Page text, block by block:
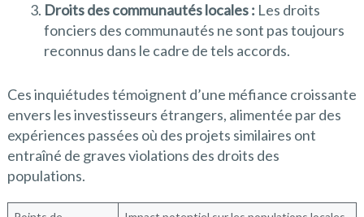
Droits des communautés locales : Les droits
fonciers des communautés ne sont pas toujours
reconnus dans le cadre de tels accords.
Ces inquiétudes témoignent d’une méfiance croissante
envers les investisseurs étrangers, alimentée par des
expériences passées où des projets similaires ont
entraîné de graves violations des droits des
populations.